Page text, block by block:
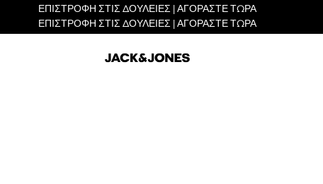
ΕΠΙΣΤΡΟΦΗ ΣΤΙΣ ΔΟΥΛΕΙΕΣ | ΑΓΟΡΑΣΤΕ ΤΩΡΑ
ΕΠΙΣΤΡΟΦΗ ΣΤΙΣ ΔΟΥΛΕΙΕΣ | ΑΓΟΡΑΣΤΕ ΤΩΡΑ